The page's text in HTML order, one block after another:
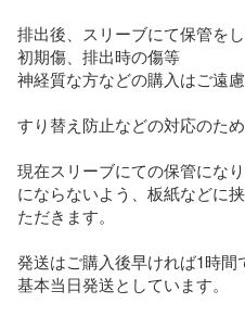
排出後、スリーブにて保管を
初期傷、排出時の傷等
神経質な方などの購入はご遠慮
すり替え防止などの対応のた
現在スリーブにての保管にな
にならないよう、板紙などに
ただきます。
発送はご購入後早ければ1時間
基本当日発送としています。